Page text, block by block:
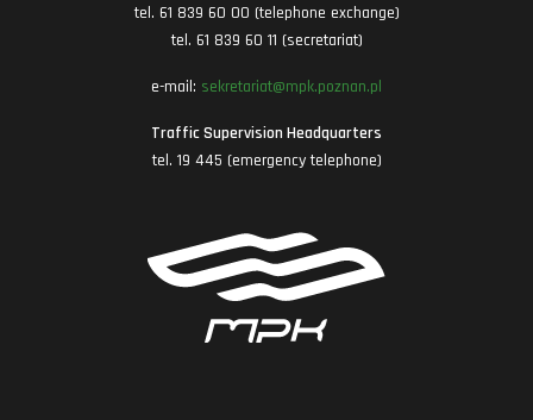
tel. 61 839 60 00 (telephone exchange)
tel. 61 839 60 11 (secretariat)
e-mail: sekretariat@mpk.poznan.pl
Traffic Supervision Headquarters
tel. 19 445 (emergency telephone)